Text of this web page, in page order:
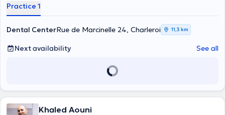
Practice 1
Dental CenterRue de Marcinelle 24, Charleroi 11,3 km
Next availability See all
Khaled Aouni